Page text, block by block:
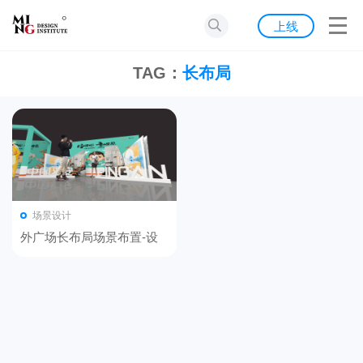
首页
发现
上线
TAG： 长布局
场景设计
外广场长布局场景布置-设